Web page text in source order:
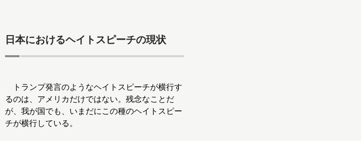
日本におけるヘイトスピーチの現状
トランプ発言のようなヘイトスピーチが横行す
るのは、アメリカだけではない。残念なことだ
が、我が国でも、いまだにこの種のヘイトスピー
チが横行している。